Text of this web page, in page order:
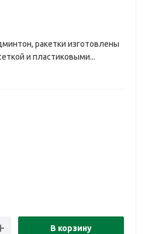
ракетки изготовлены
и пластиковыми...
В корзину